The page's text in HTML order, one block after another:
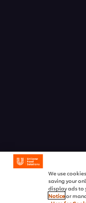
We use
saving your
display ads to
Noticeor